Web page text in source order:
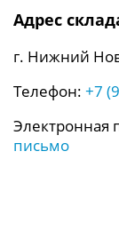
Адрес
г. Нижний
Телефон: +7
Электронная
письмо